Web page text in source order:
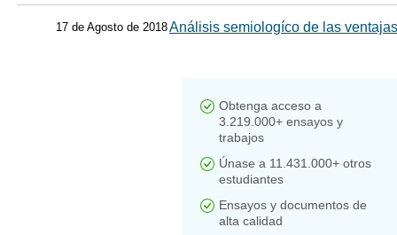
17 de Agosto de 2018Análisis semiologíco de las
Obtenga acceso a
3.219.000+ ensayos y
trabajos
Únase a 11.431.000+ otros
estudiantes
Ensayos y documentos de
alta calidad